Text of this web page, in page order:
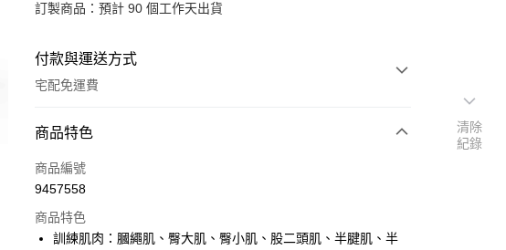
訂製商品：預計 90 個工作天出貨
付款與運送方式
宅配免運費
付款方式
信用卡一次付款
運送方式
商品特色
商品編號
9457558
商品特色
訓練肌肉：膕繩肌、臀大肌、臀小肌、股二頭肌、半腱肌、半
清除
紀錄